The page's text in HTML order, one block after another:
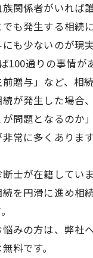
関係者がいれば
でも発生する相続
も少ないのが現実
100通りの事情が
前贈与」など、相
が発生した場合
が問題となるのか
常に多くあります
士が在籍していま
を円滑に進め相
みの方は、弊社
料です。